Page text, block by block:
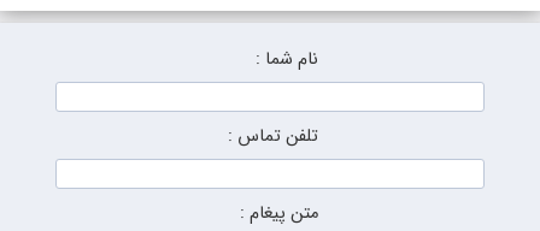
نام شما :
تلفن تماس :
متن پیغام :